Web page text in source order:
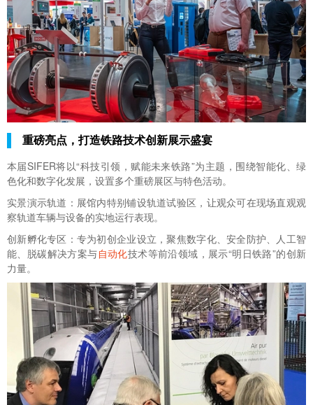
重磅亮点，打造铁路技术创新展示盛宴
本届SIFER将以“科技引领，赋能未来铁路”为主题，围绕智能化、绿
色化和数字化发展，设置多个重磅展区与特色活动。
实景演示轨道：展馆内特别铺设轨道试验区，让观众可在现场直观观
察轨道车辆与设备的实地运行表现。
创新孵化专区：专为初创企业设立，聚焦数字化、安全防护、人工智
能、脱碳解决方案与自动化技术等前沿领域，展示“明日铁路”的创新
力量。